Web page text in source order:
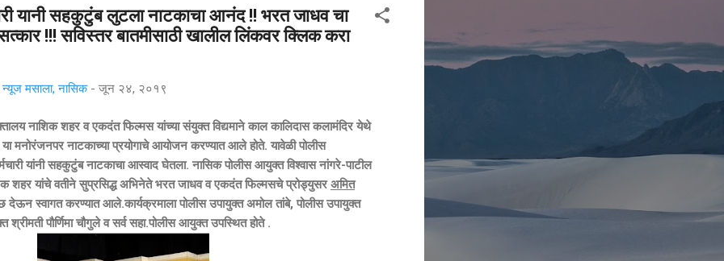
यानी सहकुटुंब लुटला नाटकाचा आनंद !! भरत जाधव चा
!!! सविस्तर बातमीसाठी खालील लिंकवर क्लिक करा
मसाला, नासिक - जून २४, २०१९
शहर व एकदंत फिल्मस यांच्या संयुक्त विद्यमाने काल कालिदास कलामंदिर येथे
या मनोरंजनपर नाटकाच्या प्रयोगाचे आयोजन करण्यात आले होते. यावेळी पोलीस
यांनी सहकुटुंब नाटकाचा आस्वाद घेतला. नासिक पोलीस आयुक्त विश्वास नांगरे-पाटील
शहर यांचे वतीने सुप्रसिद्ध अभिनेते भरत जाधव व एकदंत फिल्मसचे प्रोड्युसरअमित
देऊन स्वागत करण्यात आले.कार्यक्रमाला पोलीस उपायुक्त अमोल तांबे, पोलीस उपायुक्त
श्रीमती पौर्णिमा चौगुले व सर्व सहा.पोलीस आयुक्त उपस्थित होते .